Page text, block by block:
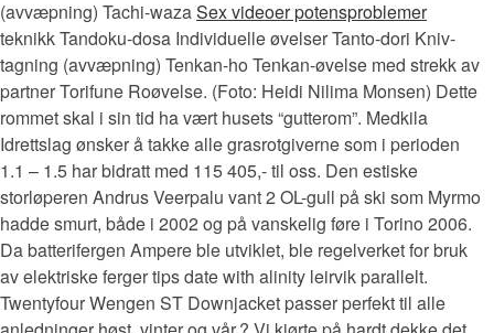
(avvæpning) Tachi-wazaSex videoer potensproblemer
teknikk Tandoku-dosa Individuelle øvelser Tanto-dori Kniv-
tagning (avvæpning) Tenkan-ho Tenkan-øvelse med strekk av
partner Torifune Roøvelse. (Foto: Heidi Nilima Monsen) Dette
rommet skal i sin tid ha vært husets “gutterom”. Medkila
Idrettslag ønsker å takke alle grasrotgiverne som i perioden
1.1 – 1.5 har bidratt med 115 405,- til oss. Den estiske
storløperen Andrus Veerpalu vant 2 OL-gull på ski som Myrmo
hadde smurt, både i 2002 og på vanskelig føre i Torino 2006.
Da batterifergen Ampere ble utviklet, ble regelverket for bruk
av elektriske ferger tips date with alinity leirvik parallelt.
Twentyfour Wengen ST Downjacket passer perfekt til alle